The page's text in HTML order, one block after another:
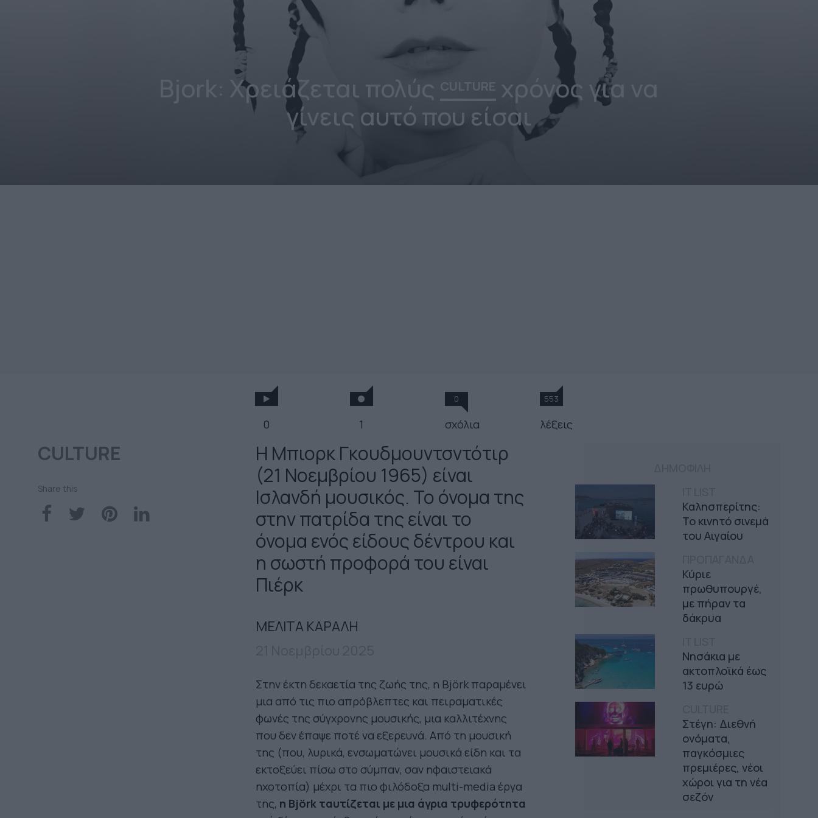
Bjork: Χρειάζεται πολύς CULTURE χρόνος για να
γίνεις αυτό που είσαι
0 1
0
σχόλια
553
λέξεις
CULTURE
Share this
Καλησπερίτης:
Το κινητό σινεμά
του Αιγαίου
Κύριε
πρωθυπουργέ,
με πήραν τα
δάκρυα
Νησάκια με
ακτοπλοϊκά έως
13 ευρώ
Στέγη: Διεθνή
ονόματα,
παγκόσμιες
πρεμιέρες, νέοι
χώροι για τη νέα
σεζόν
Η Μπιορκ Γκουδμουντσντότιρ
(21 Νοεμβρίου 1965) είναι
Ισλανδή μουσικός. Το όνομα της
στην πατρίδα της είναι το
όνομα ενός είδους δέντρου και
η σωστή προφορά του είναι
Πιέρκ
ΜΕΛΙΤΑ ΚΑΡΑΛΗ
Στην έκτη δεκαετία της ζωής της, η Björk παραμένει
μια από τις πιο απρόβλεπτες και πειραματικές
φωνές της σύγχρονης μουσικής, μια καλλιτέχνης
που δεν έπαψε ποτέ να εξερευνά. Από τη μουσική
της (που, λυρικά, ενσωματώνει μουσικά είδη και τα
εκτοξεύει πίσω στο σύμπαν, σαν ηφαιστειακά
ηχοτοπία) μέχρι τα πιο φιλόδοξα multi-media έργα
της, η Björk ταυτίζεται με μια άγρια τρυφερότητα